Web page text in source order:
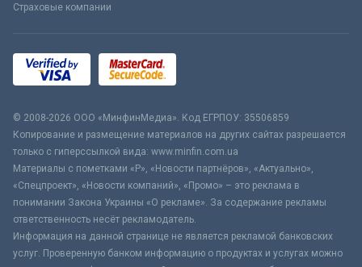
Страховые компании
© 2008-2026 ООО «МинфинМедиа». Код ЕГРПОУ: 35506859
Копирование и размещение материалов на других сайтах разрешается
только с гиперссылкой вида: www.minfin.com.ua
Материалы с пометками «Р», «Новости партнёров», «Актуально»,
«Спецпроект», «Новости компаний», «Промо» – это реклама в
понимании Закона Украины «О рекламе». За содержание рекламы
ответственность несёт рекламодатель.
Информация на данной странице не является рекламой банковских
услуг. Проверенную банком информацию о продуктах и услугах можно